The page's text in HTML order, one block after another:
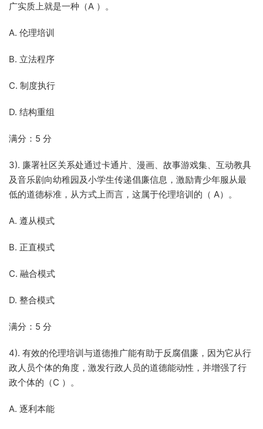
广实质上就是一种（A ）。
A. 伦理培训
B. 立法程序
C. 制度执行
D. 结构重组
满分：5 分
3). 廉署社区关系处通过卡通片、漫画、故事游戏集、互动教具
及音乐剧向幼稚园及小学生传递倡廉信息，激励青少年服从最
低的道德标准，从方式上而言，这属于伦理培训的（ A）。
A. 遵从模式
B. 正直模式
C. 融合模式
D. 整合模式
满分：5 分
4). 有效的伦理培训与道德推广能有助于反腐倡廉，因为它从行
政人员个体的角度，激发行政人员的道德能动性，并增强了行
政个体的（C ）。
A. 逐利本能